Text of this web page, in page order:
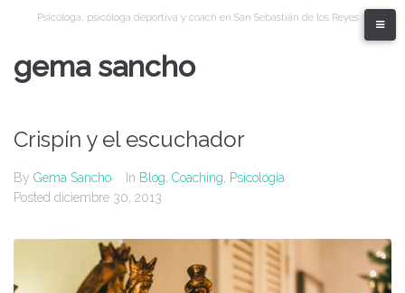
Psicóloga, psicóloga deportiva y coach en San Sebastián de los Reyes
gema sancho
Crispín y el escuchador
By Gema Sancho In Blog Coaching Psicología
Posted diciembre 30, 2013